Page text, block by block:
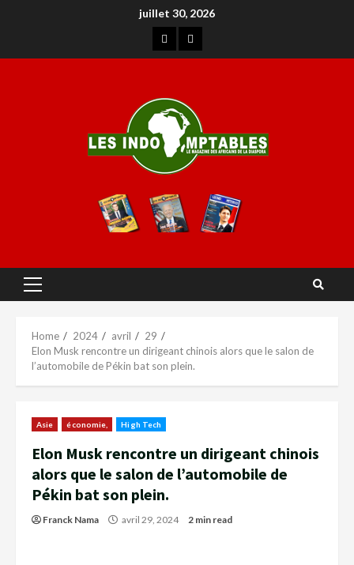
juillet 30, 2026
Home 2024 avril
29
Elon Musk rencontre un dirigeant chinois alors que le salon de
l’automobile de Pékin bat son plein.
Asie économie, High Tech
Elon Musk rencontre un dirigeant chinois
alors que le salon de l’automobile de
Pékin bat son plein.
Franck Nama avril 29, 2024 2 min read